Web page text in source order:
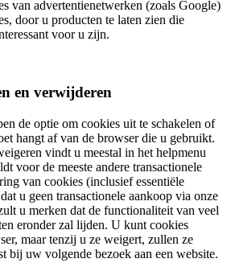
van advertentienetwerken (zoals Google)
door u producten te laten zien die
voor u zijn.
en verwijderen
de optie om cookies uit te schakelen of
hangt af van de browser die u gebruikt.
vindt u meestal in het helpmenu
voor de meeste andere transactionele
van cookies (inclusief essentiële
u geen transactionele aankoop via onze
u merken dat de functionaliteit van veel
eronder zal lijden. U kunt cookies
maar tenzij u ze weigert, zullen ze
bij uw volgende bezoek aan een website.